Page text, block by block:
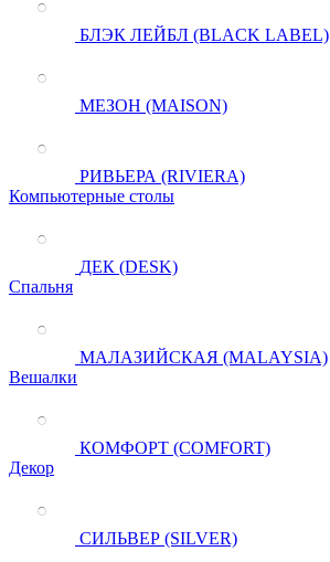
БЛЭК ЛЕЙБЛ (BLACK LABEL)
МЕЗОН (MAISON)
РИВЬЕРА (RIVIERA)
Компьютерные столы
ДЕК (DESK)
Спальня
МАЛАЗИЙСКАЯ (MALAYSIA)
Вешалки
КОМФОРТ (COMFORT)
Декор
СИЛЬВЕР (SILVER)